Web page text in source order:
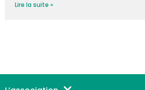
Lire la suite »